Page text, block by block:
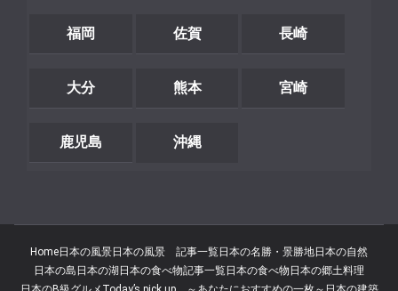
福岡 佐賀 長崎
大分 熊本 宮崎
鹿児島 沖縄
Home日本の風景日本の風景 記事一覧日本の名勝・景勝地日本の自然
日本の島 日本の湖日本の食べ物記事一覧日本の食べ物 日本の郷土料理